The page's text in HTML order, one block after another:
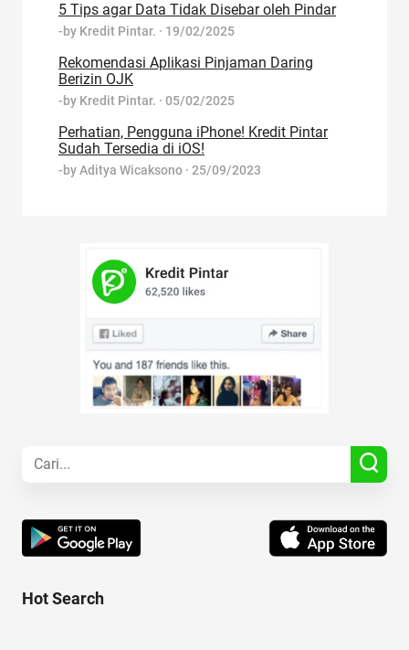
5 Tips agar Data Tidak Disebar oleh Pindar
-by Kredit Pintar. · 19/02/2025
Rekomendasi Aplikasi Pinjaman Daring
Berizin OJK
-by Kredit Pintar. · 05/02/2025
Perhatian, Pengguna iPhone! Kredit Pintar
Sudah Tersedia di iOS!
-byAditya Wicaksono · 25/09/2023
Hot Search